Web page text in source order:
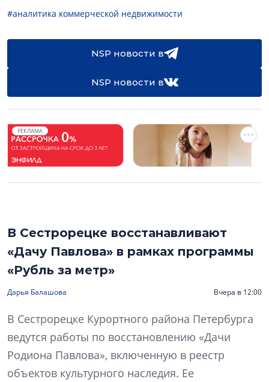
#аналитика коммерческой недвижимости
NSP новости в
NSP новости в
РЕКЛАМА
В Сестрорецке восстанавливают
«Дачу Павлова» в рамках программы
«Рубль за метр»
Дарья Балашова Вчера в 12:00
В Сестрорецке Курортного района Петербурга
ведутся работы по восстановлению «Дачи
Родиона Павлова», включенную в реестр
объектов культурного наследия. Ее